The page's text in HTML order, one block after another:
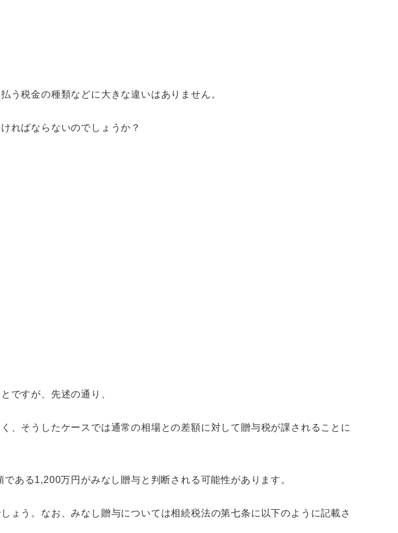
う税金の種類などに大きな違いはありません。
ればならないのでしょうか？
ですが、先述の通り、
、そうしたケースでは通常の相場との差額に対して贈与税が課されることに
ある1,200万円がみなし贈与と判断される可能性があります。
ょう。なお、みなし贈与については相続税法の第七条に以下のように記載さ